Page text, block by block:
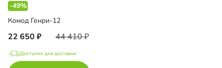
-49%
Комод Генри-12
22 650 44 410
Доступно для доставки